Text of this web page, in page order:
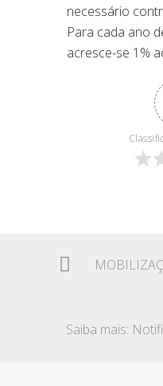
necessário
Para cada ano
acresce-se 1%